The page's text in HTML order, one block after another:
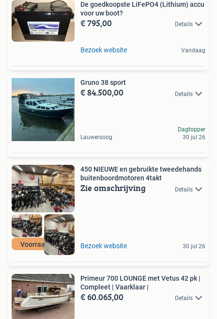
De goedkoopste LiFePO4 (Lithium) accu
voor uw boot?
€ 795,00 Details
Bezoek website Vandaag
Gruno 38 sport
€ 84.500,00 Details
Lauwersoog
Dagtopper
30 jul 26
Voorraad actie
450 NIEUWE en gebruikte tweedehands
buitenboordmotoren 4takt
Zie omschrijving Details
Bezoek website 30 jul 26
Primeur 700 LOUNGE met Vetus 42 pk |
Compleet | Vaarklaar |
€ 60.065,00 Details